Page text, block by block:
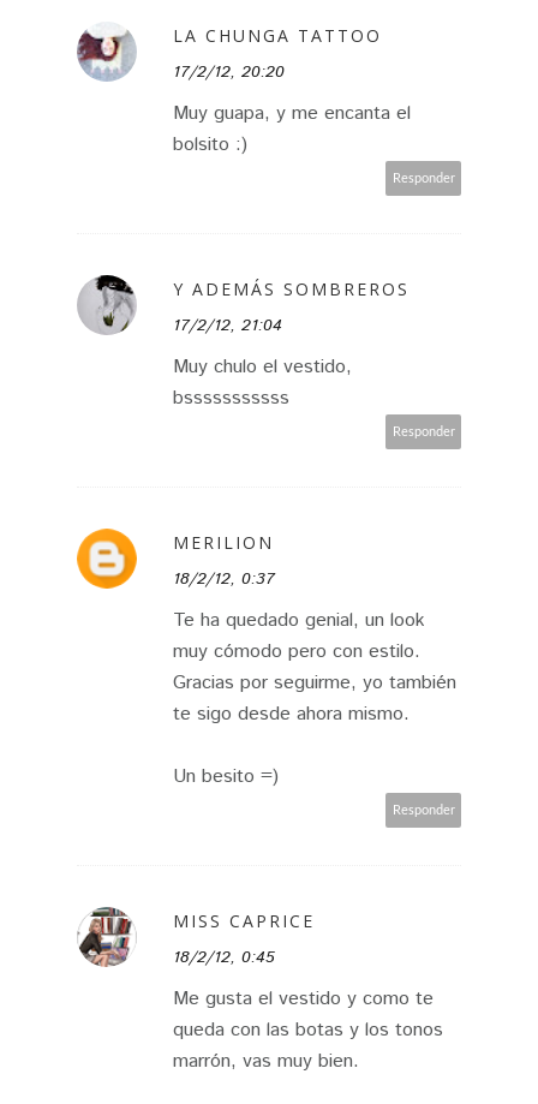
LA CHUNGA TATTOO
17/2/12, 20:20
Muy guapa, y me encanta el
bolsito :)
Responder
Y ADEMÁS SOMBREROS
17/2/12, 21:04
Muy chulo el vestido,
bsssssssssss
Responder
MERILION
18/2/12, 0:37
Te ha quedado genial, un look
muy cómodo pero con estilo.
Gracias por seguirme, yo también
te sigo desde ahora mismo.
Un besito =)
Responder
MISS CAPRICE
18/2/12, 0:45
Me gusta el vestido y como te
queda con las botas y los tonos
marrón, vas muy bien.